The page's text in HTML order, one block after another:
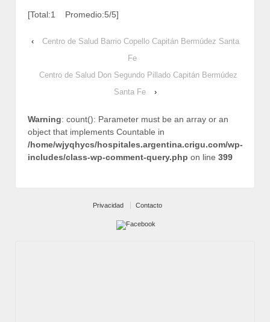
[Total:1 Promedio:5/5]
‹
Centro de Salud Barrio Copello Capitán Bermúdez Santa
Fe
Centro de Salud Don Segundo Pillado Capitán Bermúdez
Santa Fe
›
Warning: count(): Parameter must be an array or an
object that implements Countable in
/home/wjyqhycs/hospitales.argentina.crigu.com/wp-
includes/class-wp-comment-query.php on line 399
Privacidad Contacto